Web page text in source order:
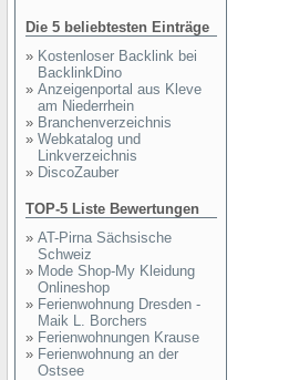
Die 5 beliebtesten Einträge
» Kostenloser Backlink bei
BacklinkDino
» Anzeigenportal aus Kleve
am Niederrhein
» Branchenverzeichnis
» Webkatalog und
Linkverzeichnis
» DiscoZauber
TOP-5 Liste Bewertungen
» AT-Pirna Sächsische
Schweiz
» Mode Shop-My Kleidung
Onlineshop
» Ferienwohnung Dresden -
Maik L. Borchers
» Ferienwohnungen Krause
» Ferienwohnung an der
Ostsee